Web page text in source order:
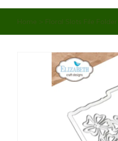
Home Floral Slots File Folder